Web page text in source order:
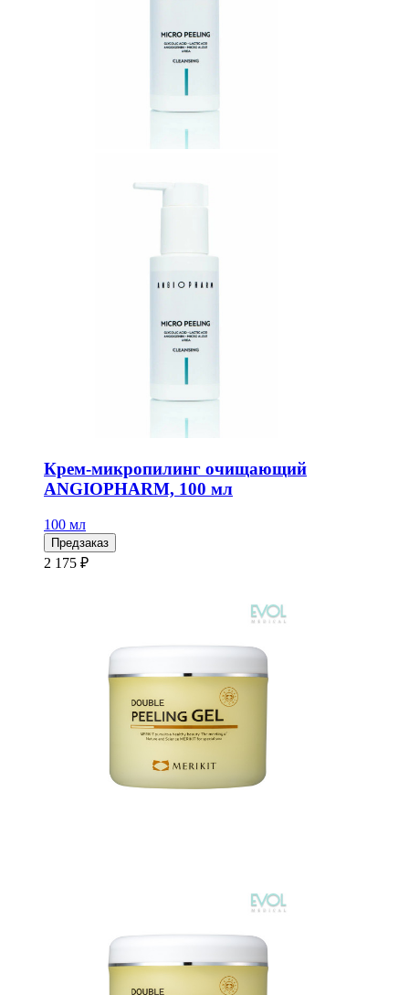
Крем-микропилинг очищающий
ANGIOPHARM, 100 мл
100 мл
Предзаказ
2 175 ₽